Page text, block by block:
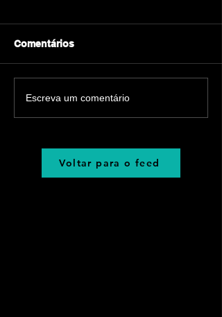
Comentários
Escreva um comentário
Voltar para o feed